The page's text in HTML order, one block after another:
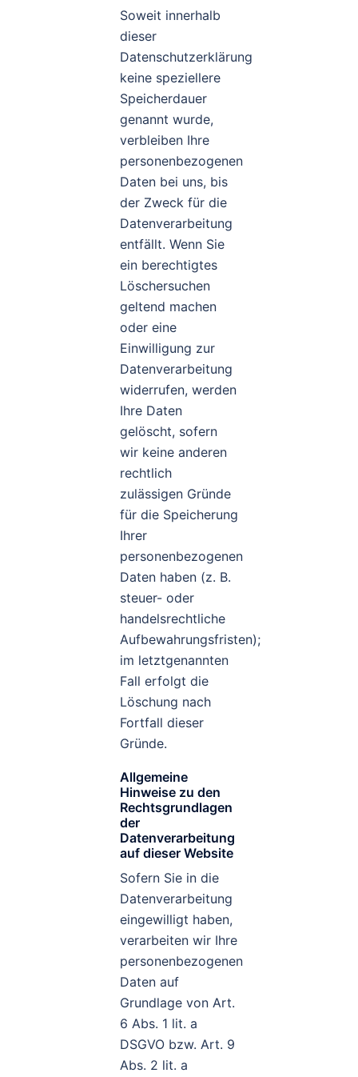
Soweit innerhalb
dieser
Datenschutzerklärung
keine speziellere
Speicherdauer
genannt wurde,
verbleiben Ihre
personenbezogenen
Daten bei uns, bis
der Zweck für die
Datenverarbeitung
entfällt. Wenn Sie
ein berechtigtes
Löschersuchen
geltend machen
oder eine
Einwilligung zur
Datenverarbeitung
widerrufen, werden
Ihre Daten
gelöscht, sofern
wir keine anderen
rechtlich
zulässigen Gründe
für die Speicherung
Ihrer
personenbezogenen
Daten haben (z. B.
steuer- oder
handelsrechtliche
Aufbewahrungsfristen);
im letztgenannten
Fall erfolgt die
Löschung nach
Fortfall dieser
Gründe.
Allgemeine
Hinweise zu den
Rechtsgrundlagen
der
Datenverarbeitung
auf dieser Website
Sofern Sie in die
Datenverarbeitung
eingewilligt haben,
verarbeiten wir Ihre
personenbezogenen
Daten auf
Grundlage von Art.
6 Abs. 1 lit. a
DSGVO bzw. Art. 9
Abs. 2 lit. a